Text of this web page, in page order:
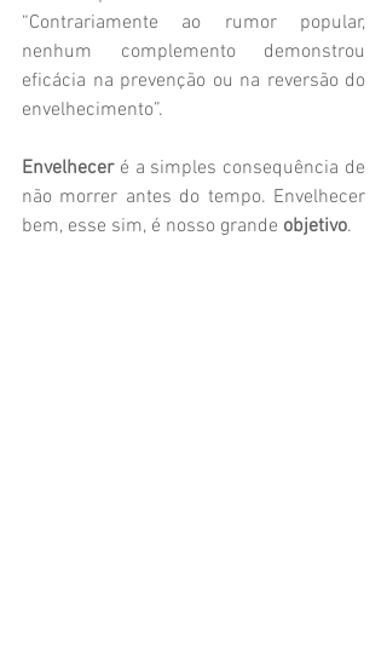
“Contrariamente ao rumor popular,
nenhum complemento demonstrou
eficácia na prevenção ou na reversão do
envelhecimento”.
Envelhecer é a simples consequência de
não morrer antes do tempo. Envelhecer
bem, esse sim, é nosso grande objetivo.